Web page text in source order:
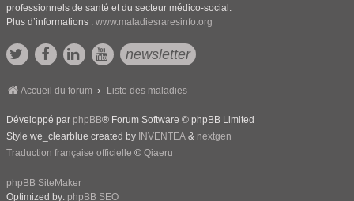
professionnels de santé et du secteur médico-social.
Plus d’informations : www.maladiesraresinfo.org
newsletter
Accueil du forum Liste des maladies
Développé par phpBB® Forum Software © phpBB Limited
Style we_clearblue created by INVENTEA & nextgen
Traduction française officielle © Qiaeru
phpBB SiteMaker
Optimized by: phpBB SEO